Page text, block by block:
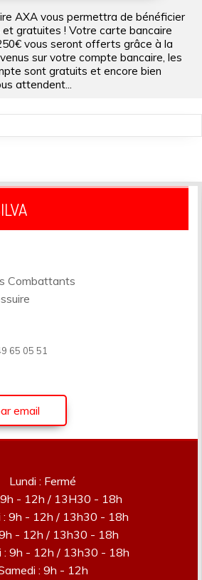
AXA vous permettra de bénéficier
gratuites ! Votre carte bancaire
vous seront offerts grâce à la
sur votre compte bancaire, les
sont gratuits et encore bien
attendent...
Combattants
65 05 51
email
Lundi : Fermé
9h - 12h / 13H30 - 18h
: 9h - 12h / 13h30 - 18h
9h - 12h / 13h30 - 18h
: 9h - 12h / 13h30 - 18h
: 9h - 12h